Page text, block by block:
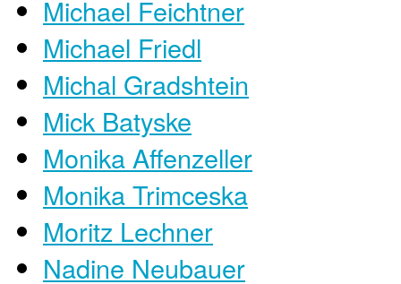
Michael Feichtner
Michael Friedl
Michal Gradshtein
Mick Batyske
Monika Affenzeller
Monika Trimceska
Moritz Lechner
Nadine Neubauer